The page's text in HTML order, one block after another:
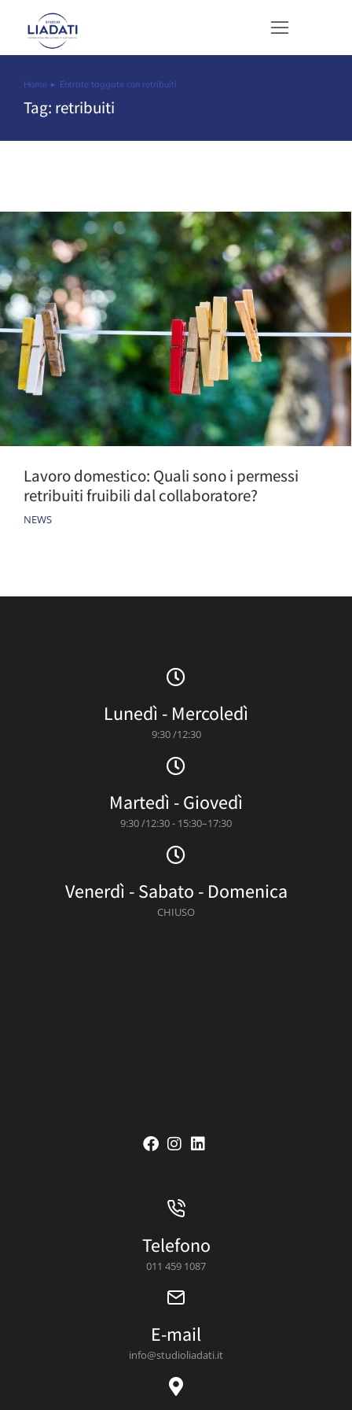
Tu sei qui:
Home Entrate taggate con retribuiti
Tag: retribuiti
Lavoro domestico: Quali sono i permessi
retribuiti fruibili dal collaboratore?
NEWS
Lunedì - Mercoledì
9:30 /12:30
Martedì - Giovedì
9:30 /12:30 - 15:30–17:30
Venerdì - Sabato - Domenica
CHIUSO
Telefono
011 459 1087
E-mail
info@studioliadati.it